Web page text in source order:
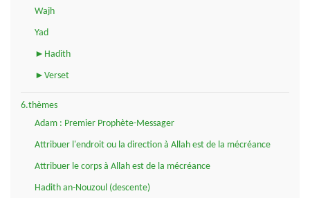
Wajh
Yad
►Hadith
►Verset
6.thèmes
Adam : Premier Prophète-Messager
Attribuer l'endroit ou la direction à Allah est de la mécréance
Attribuer le corps à Allah est de la mécréance
Hadith an-Nouzoul (descente)